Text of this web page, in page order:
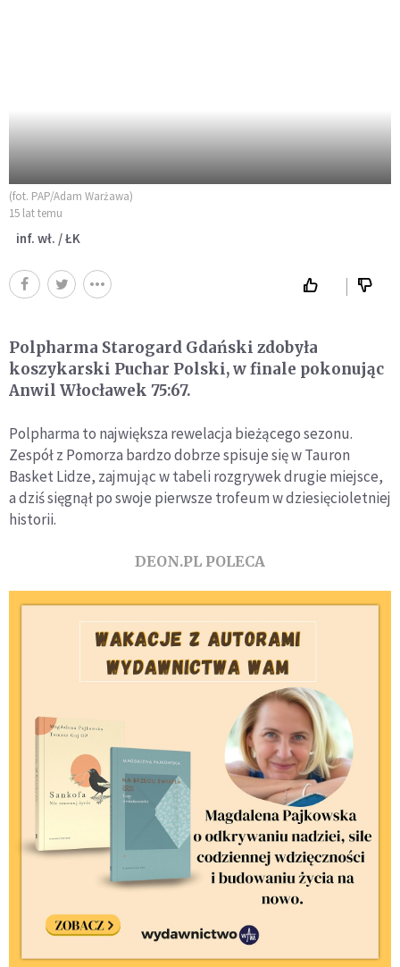
(fot. PAP/Adam Warżawa)
15 lat temu
inf. wł. / ŁK
Polpharma Starogard Gdański zdobyła
koszykarski Puchar Polski, w finale pokonując
Anwil Włocławek 75:67.
Polpharma to największa rewelacja bieżącego sezonu.
Zespół z Pomorza bardzo dobrze spisuje się w Tauron
Basket Lidze, zajmując w tabeli rozgrywek drugie miejsce,
a dziś sięgnął po swoje pierwsze trofeum w dziesięcioletniej
historii.
DEON.PL POLECA